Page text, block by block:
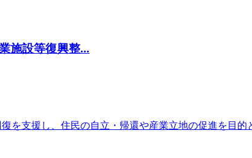
施設等復興整...
を支援し、住民の自立・帰還や産業立地の促進を目的